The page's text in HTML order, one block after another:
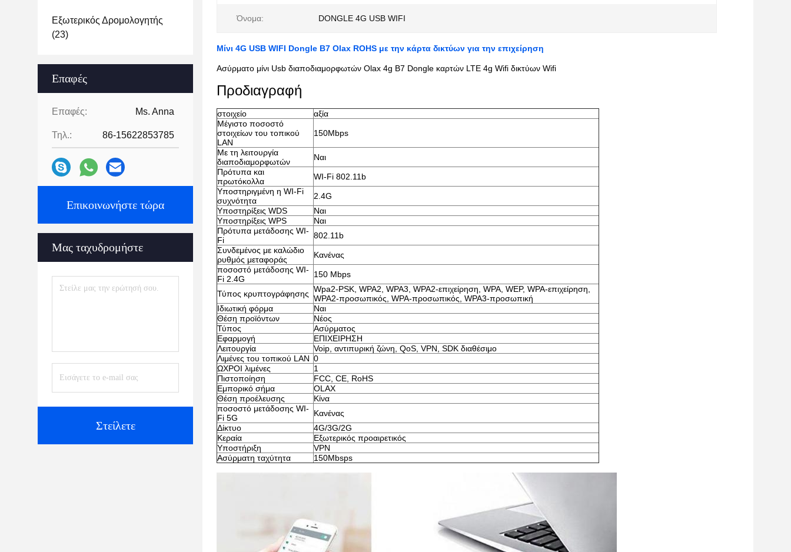
Εξωτερικός Δρομολογητής
(23)
Επαφές
Επαφές: Ms. Anna
Τηλ.: 86-15622853785
Επικοινωνήστε τώρα
Μας ταχυδρομήστε
Στείλετε
Όνομα: DONGLE 4G USB WIFI
Μίνι 4G USB WIFI Dongle B7 Olax ROHS με την κάρτα δικτύων για την επιχείρηση
Ασύρματο μίνι Usb διαποδιαμορφωτών Olax 4g B7 Dongle καρτών LTE 4g Wifi δικτύων Wifi
Προδιαγραφή
στοιχείο
αξία
Μέγιστο ποσοστό
στοιχείων του τοπικού
LAN
150Mbps
Με τη λειτουργία
διαποδιαμορφωτών
Ναι
Πρότυπα και
πρωτόκολλα
WI-Fi 802.11b
Υποστηριγμένη η WI-Fi
συχνότητα
2.4G
Υποστηρίξεις WDS
Ναι
Υποστηρίξεις WPS
Ναι
Πρότυπα μετάδοσης WI-
Fi
802.11b
Συνδεμένος με καλώδιο
ρυθμός μεταφοράς
Κανένας
ποσοστό μετάδοσης WI-
Fi 2.4G
150 Mbps
Τύπος κρυπτογράφησης Wpa2-PSK, WPA2, WPA3, WPA2-επιχείρηση, WPA, WEP, WPA-επιχείρηση,
WPA2-προσωπικός, WPA-προσωπικός, WPA3-προσωπική
Ιδιωτική φόρμα
Ναι
Θέση προϊόντων
Νέος
Τύπος
Ασύρματος
Εφαρμογή
ΕΠΙΧΕΙΡΗΣΗ
Λειτουργία
Voip, αντιπυρική ζώνη, QoS, VPN, SDK διαθέσιμο
Λιμένες του τοπικού LAN 0
ΩΧΡΟΙ λιμένες
1
Πιστοποίηση
FCC, CE, RoHS
Εμπορικό σήμα
OLAX
Θέση προέλευσης
Κίνα
ποσοστό μετάδοσης WI-
Fi 5G
Κανένας
Δίκτυο
4G/3G/2G
Κεραία
Εξωτερικός προαιρετικός
Υποστήριξη
VPN
Ασύρματη ταχύτητα
150Mbsps